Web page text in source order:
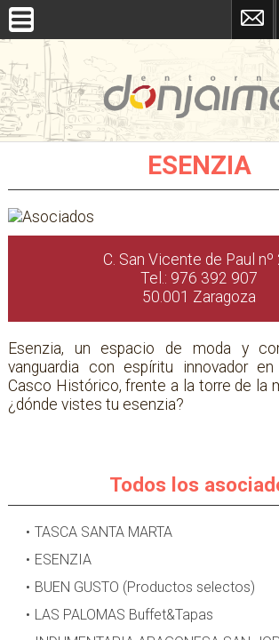
ESENZIA
C. San Vicente de Paul nº
Tel.: 976 392 907
50.001 Zaragoza
Esenzia, un espacio de moda y
vanguardia con espíritu innovador
Casco Histórico, frente a la torre de la
¿dónde vistes tu esenzia?
Todos los
TASCA SANTA MARTA
ESENZIA
BUEN GUSTO (Productos selectos)
LAS PALOMAS Buffet&Tapas